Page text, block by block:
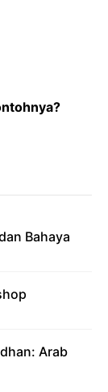
Bahaya
Arab